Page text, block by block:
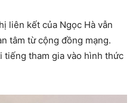
liên kết của Ngọc Hà vẫn
tâm từ cộng đồng mạng.
tiếng tham gia vào hình thức